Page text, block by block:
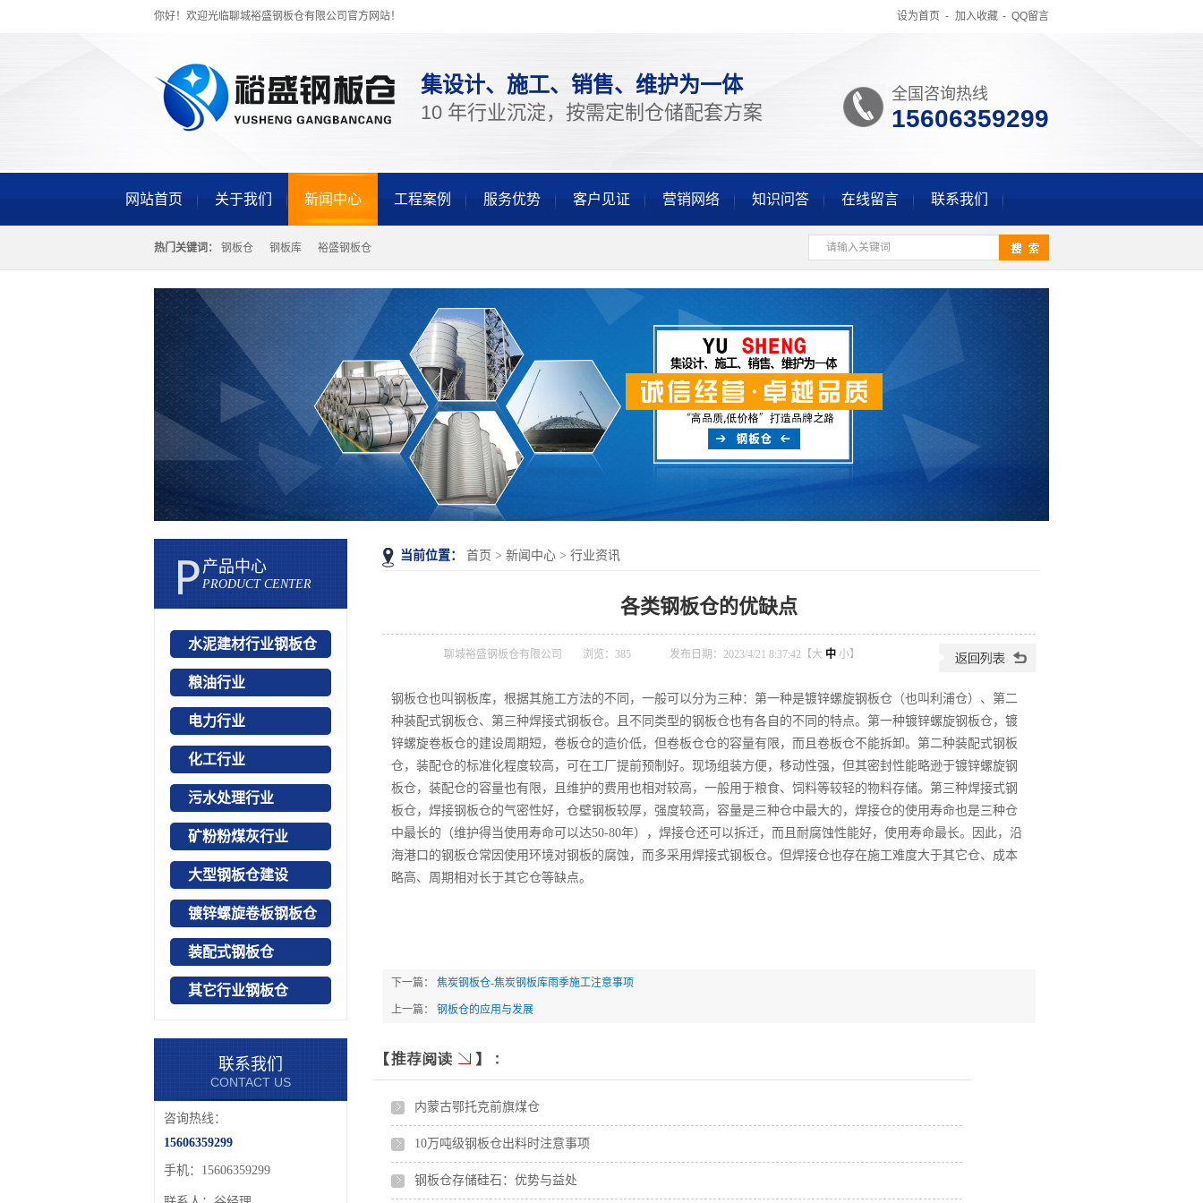
设为首页 - 加入收藏 - QQ留言
你好！欢迎光临聊城裕盛钢板仓有限公司官方网站！
集设计、施工、销售、维护为一体
10 年行业沉淀，按需定制仓储配套方案
全国咨询热线
15606359299
网站首页 关于我们 新闻中心 工程案例 服务优势 客户见证 营销网络 知识问答 在线留言 联系我们
热门关键词： 钢板仓 钢板库 裕盛钢板仓
当前位置： 首页 > 新闻中心 > 行业资讯
各类钢板仓的优缺点
聊城裕盛钢板仓有限公司 浏览： 385 发布日期：2023/4/21 8:37:42【大 中 小】
钢板仓也叫钢板库，根据其施工方法的不同，一般可以分为三种：第一种是镀锌螺旋钢板仓（也叫利浦仓）、第二
种装配式钢板仓、第三种焊接式钢板仓。且不同类型的钢板仓也有各自的不同的特点。第一种镀锌螺旋钢板仓，镀
锌螺旋卷板仓的建设周期短，卷板仓的造价低，但卷板仓仓的容量有限，而且卷板仓不能拆卸。第二种装配式钢板
仓，装配仓的标准化程度较高，可在工厂提前预制好。现场组装方便，移动性强，但其密封性能略逊于镀锌螺旋钢
板仓，装配仓的容量也有限，且维护的费用也相对较高，一般用于粮食、饲料等较轻的物料存储。第三种焊接式钢
板仓，焊接钢板仓的气密性好，仓壁钢板较厚，强度较高，容量是三种仓中最大的，焊接仓的使用寿命也是三种仓
中最长的（维护得当使用寿命可以达50-80年），焊接仓还可以拆迁，而且耐腐蚀性能好，使用寿命最长。因此，沿
海港口的钢板仓常因使用环境对钢板的腐蚀，而多采用焊接式钢板仓。但焊接仓也存在施工难度大于其它仓、成本
略高、周期相对长于其它仓等缺点。
下一篇： 焦炭钢板仓-焦炭钢板库雨季施工注意事项
上一篇： 钢板仓的应用与发展
内蒙古鄂托克前旗煤仓
10万吨级钢板仓出料时注意事项
钢板仓存储硅石：优势与益处
产品中心
PRODUCT CENTER
水泥建材行业钢板仓
粮油行业
电力行业
化工行业
污水处理行业
矿粉粉煤灰行业
大型钢板仓建设
镀锌螺旋卷板钢板仓
装配式钢板仓
其它行业钢板仓
联系我们
CONTACT US
咨询热线：
15606359299
手机：15606359299